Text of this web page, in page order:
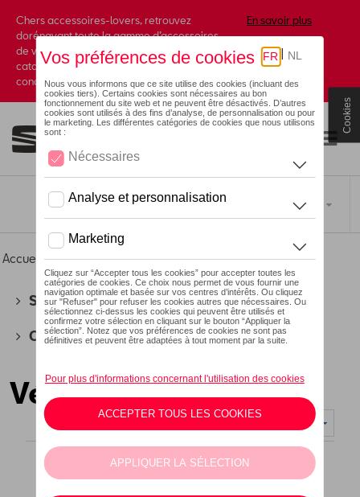
Chers accessoires-lovers, retrouvez
dorénavant toute la gamme d’accessoires
de votre marque préférée sous forme de
catalogue à commander auprès de votre
concessionaire.
En savoir plus
Accueil >Pour vous >Cycling Collection > Vélos
SEAT(178)
CUPRA(201)
Vélos
Cookies